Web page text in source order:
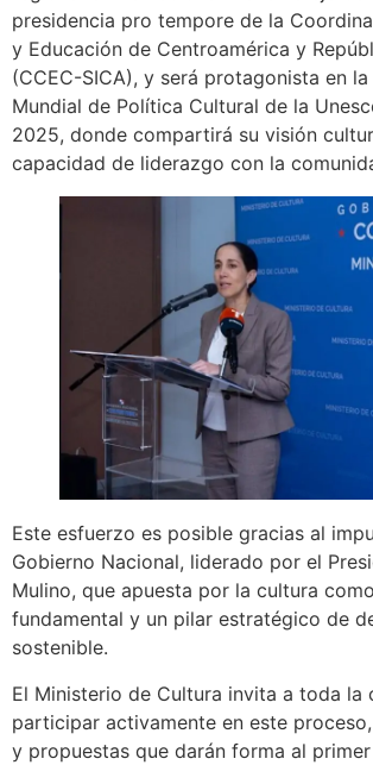
presidencia pro tempore de la
y Educación de Centroamérica y
(CCEC-SICA), y será protagonista en
Mundial de Política Cultural de la
2025, donde compartirá su visión
capacidad de liderazgo con la
Este esfuerzo es posible gracias al
Gobierno Nacional, liderado por el
Mulino, que apuesta por la cultura
fundamental y un pilar estratégico de
sostenible.
El Ministerio de Cultura invita a toda la
participar activamente en este
y propuestas que darán forma al